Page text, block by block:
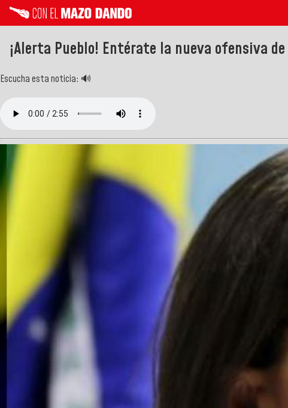
¡Alerta Pueblo! Entérate la nueva ofensiva
Escucha esta noticia: 🔊